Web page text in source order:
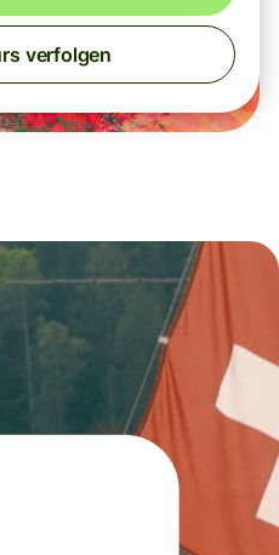
verfolgen